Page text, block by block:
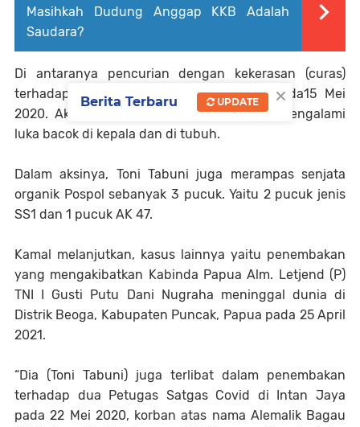
Masihkah Dudung Anggap KKB Adalah
Saudara?
Di antaranya pencurian dengan kekerasan (curas)
terhadap personel Pospol 99 Ndeotadi pada15 Mei
2020. Akibatnya, Briptu Christian Palling mengalami
luka bacok di kepala dan di tubuh.
Dalam aksinya, Toni Tabuni juga merampas senjata
organik Pospol sebanyak 3 pucuk. Yaitu 2 pucuk jenis
SS1 dan 1 pucuk AK 47.
Kamal melanjutkan, kasus lainnya yaitu penembakan
yang mengakibatkan Kabinda Papua Alm. Letjend (P)
TNI I Gusti Putu Dani Nugraha meninggal dunia di
Distrik Beoga, Kabupaten Puncak, Papua pada 25 April
2021.
“Dia (Toni Tabuni) juga terlibat dalam penembakan
terhadap dua Petugas Satgas Covid di Intan Jaya
pada 22 Mei 2020, korban atas nama Alemalik Bagau
×
Berita Terbaru UPDATE